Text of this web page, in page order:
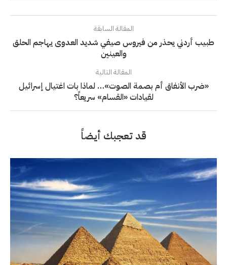
المقالة السابقة
طبيب أردني يحذر من فيروس صيفي شديد العدوى يهاجم الحلق
والعينين
المقالة التالية
«ضرب الأنفاق أم بصمة الصوت»… لماذا بات اغتيال إسرائيل
لقيادات «القسام» سريعاً؟
قد تعجبك أيضاً